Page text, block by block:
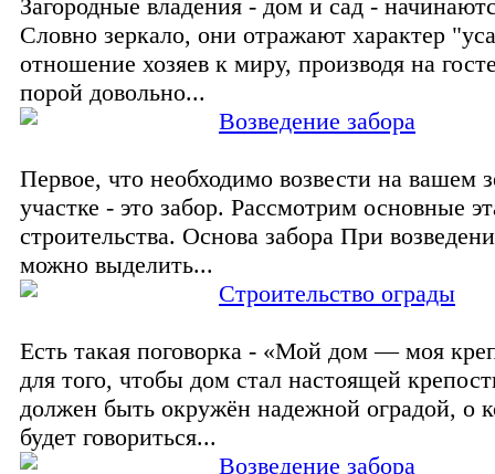
Загородные владения - дом и сад -
Словно зеркало, они отражают характер
отношение хозяев к миру, производя на
порой довольно...
Возведение заборa
Первое, что необходимо возвести на вашем
участке - это забор. Рассмотрим основные
строительства. Основа забора При
можно выделить...
Строительство ограды
Есть такая поговорка - «Мой дом — моя
для того, чтобы дом стал настоящей
должен быть окружён надежной оградой, о
будет говориться...
Возведение заборa